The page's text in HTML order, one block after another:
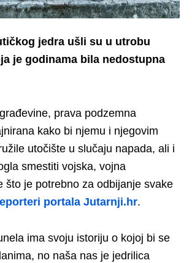
jedra ušli su u utrobu
je godinama bila nedostupna
prava podzemna
kako bi njemu i njegovim
utočište u slučaju napada, ali i
smestiti vojska, vojna
što je potrebno za odbijanje svake
portala Jutarnji.hr.
ima svoju istoriju o kojoj bi se
no naša nas je jedrilica